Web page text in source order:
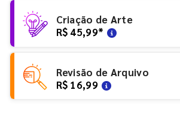
Criação de Arte
R$ 45,99*
Revisão de Arquivo
R$ 16,99